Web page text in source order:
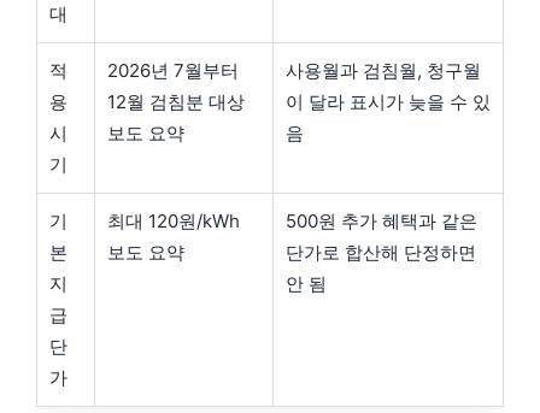
대
적
용
시
기
2026년 7월부터
12월 검침분 대상
보도 요약
사용월과 검침월, 청구월
이 달라 표시가 늦을 수 있
음
기
본
지
급
단
가
최대 120원/kWh
보도 요약
500원 추가 혜택과 같은
단가로 합산해 단정하면
안 됨